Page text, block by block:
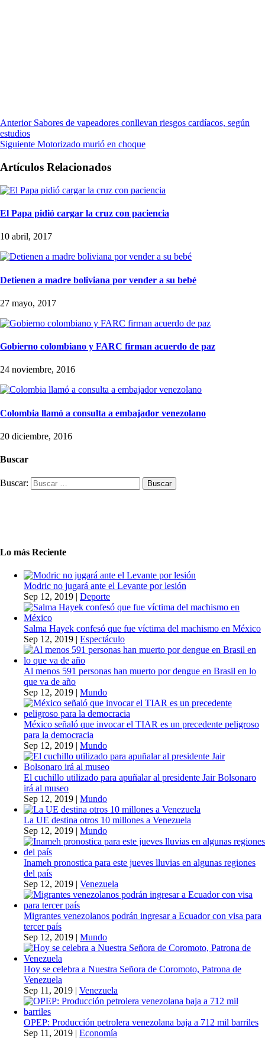
Anterior Sabores de vapeadores conllevan riesgos cardíacos, según
estudios
Siguiente Motorizado murió en choque
Artículos Relacionados
El Papa pidió cargar la cruz con paciencia
10 abril, 2017
Detienen a madre boliviana por vender a su bebé
27 mayo, 2017
Gobierno colombiano y FARC firman acuerdo de paz
24 noviembre, 2016
Colombia llamó a consulta a embajador venezolano
20 diciembre, 2016
Buscar
Buscar:
Lo más Reciente
Modric no jugará ante el Levante por lesión
Sep 12, 2019 | Deporte
Salma Hayek confesó que fue víctima del machismo en México
Sep 12, 2019 | Espectáculo
Al menos 591 personas han muerto por dengue en Brasil en lo
que va de año
Sep 12, 2019 | Mundo
México señaló que invocar el TIAR es un precedente peligroso
para la democracia
Sep 12, 2019 | Mundo
El cuchillo utilizado para apuñalar al presidente Jair Bolsonaro
irá al museo
Sep 12, 2019 | Mundo
La UE destina otros 10 millones a Venezuela
Sep 12, 2019 | Mundo
Inameh pronostica para este jueves lluvias en algunas regiones
del país
Sep 12, 2019 | Venezuela
Migrantes venezolanos podrán ingresar a Ecuador con visa para
tercer país
Sep 12, 2019 | Mundo
Hoy se celebra a Nuestra Señora de Coromoto, Patrona de
Venezuela
Sep 11, 2019 | Venezuela
OPEP: Producción petrolera venezolana baja a 712 mil barriles
Sep 11, 2019 | Economía